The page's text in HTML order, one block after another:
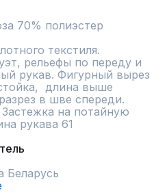
70% полиэстер
текстиля.
рельефы по переду и
рукав. Фигурный вырез
длина выше
в шве спереди.
на потайную
рукава 61
Беларусь